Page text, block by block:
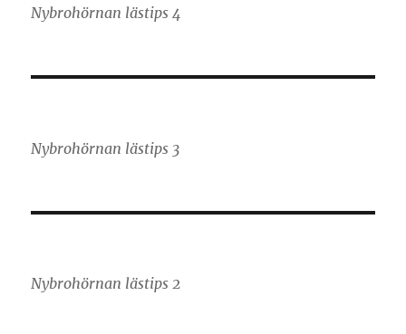
Nybrohörnan lästips 4
Nybrohörnan lästips 3
Nybrohörnan lästips 2